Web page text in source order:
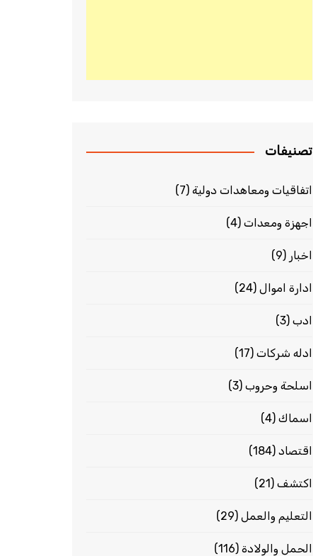
تصنيفات
اتفاقيات ومعاهدات دولية (7)
اجهزة ومعدات (4)
اخبار (9)
ادارة اموال (24)
ادب (3)
ادله شركات (17)
اسلحة وحروب (3)
اسماك (4)
اقتصاد (184)
اكتشف (21)
التعليم والعمل (29)
الحمل والولادة (116)